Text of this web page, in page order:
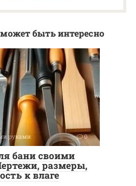
быть интересно
руками 0
бани своими
размеры,
к влаге